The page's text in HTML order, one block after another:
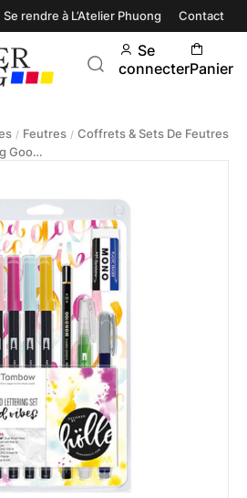
Se rendre à L’Atelier Phuong Contact
Se
connecterPanier
/ Feutres / Coffrets & Sets De Feutres
TOMBOW – Set Lettering Good Vibes